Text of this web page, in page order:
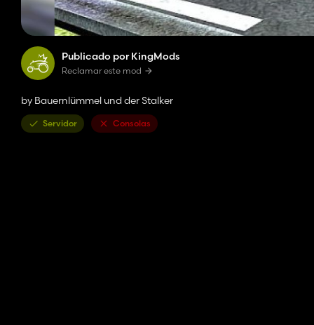
Publicado por KingMods
Reclamar este mod
by Bauernlümmel und der Stalker
Servidor Consolas